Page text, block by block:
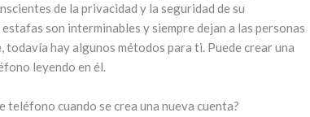
de la privacidad y la seguridad de su
son interminables y siempre dejan a las personas
hay algunos métodos para ti. Puede crear una
leyendo en él.
teléfono cuando se crea una nueva cuenta?